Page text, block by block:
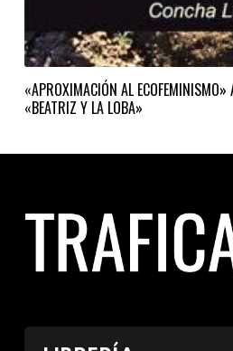
«APROXIMACIÓN AL ECOFEMINISMO»
«BEATRIZ Y LA LOBA»